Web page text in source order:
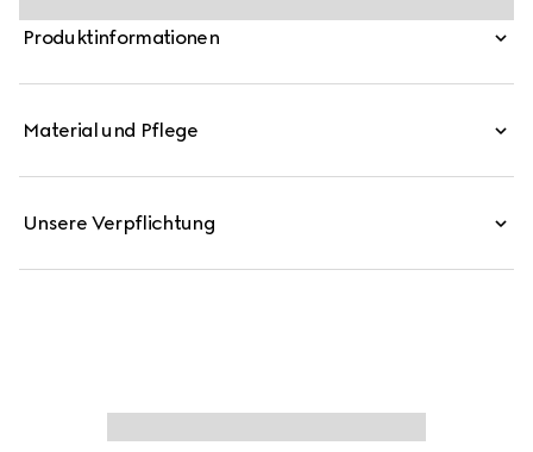
Produktinformationen
Material und Pflege
Unsere Verpflichtung